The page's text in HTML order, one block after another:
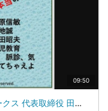
09:50
井深大が見た夢 株式会社ワンダーワークス 代表取締役 田村新吾